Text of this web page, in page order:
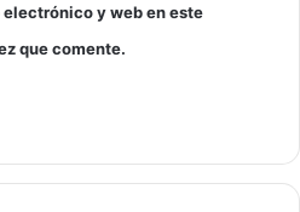
y web en este
que comente.